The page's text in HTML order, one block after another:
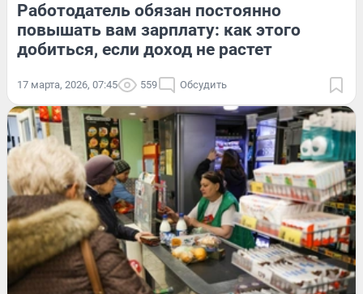
Работодатель обязан постоянно
повышать вам зарплату: как этого
добиться, если доход не растет
17 марта, 2026, 07:45 559 Обсудить